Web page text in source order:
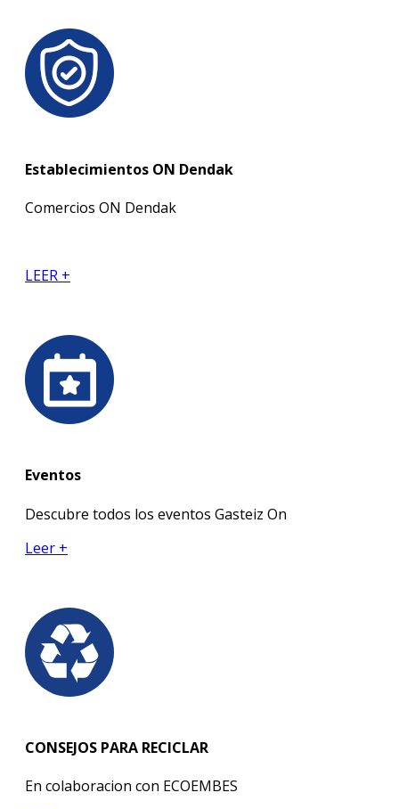
Establecimientos ON Dendak
Comercios ON Dendak
LEER +
Eventos
Descubre todos los eventos Gasteiz On
Leer +
CONSEJOS PARA RECICLAR
En colaboracion con ECOEMBES